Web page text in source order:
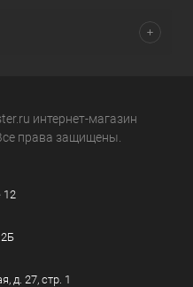
интернет-магазин
права защищены.
12
д. 27, стр. 1